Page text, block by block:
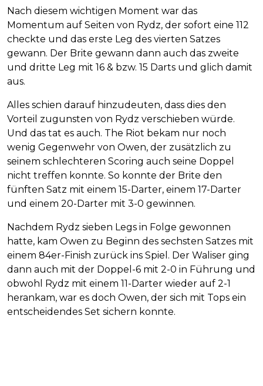
Nach diesem wichtigen Moment war das
Momentum auf Seiten von Rydz, der sofort eine 112
checkte und das erste Leg des vierten Satzes
gewann. Der Brite gewann dann auch das zweite
und dritte Leg mit 16 & bzw. 15 Darts und glich damit
aus.
Alles schien darauf hinzudeuten, dass dies den
Vorteil zugunsten von Rydz verschieben würde.
Und das tat es auch. The Riot bekam nur noch
wenig Gegenwehr von Owen, der zusätzlich zu
seinem schlechteren Scoring auch seine Doppel
nicht treffen konnte. So konnte der Brite den
fünften Satz mit einem 15-Darter, einem 17-Darter
und einem 20-Darter mit 3-0 gewinnen.
Nachdem Rydz sieben Legs in Folge gewonnen
hatte, kam Owen zu Beginn des sechsten Satzes mit
einem 84er-Finish zurück ins Spiel. Der Waliser ging
dann auch mit der Doppel-6 mit 2-0 in Führung und
obwohl Rydz mit einem 11-Darter wieder auf 2-1
herankam, war es doch Owen, der sich mit Tops ein
entscheidendes Set sichern konnte.